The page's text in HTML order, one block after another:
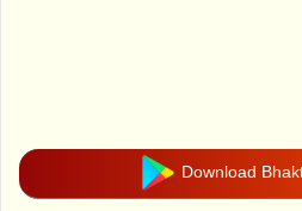
Download